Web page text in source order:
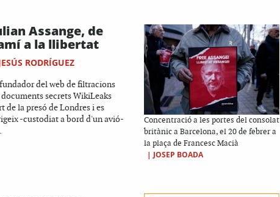
Assange, de
a la llibertat
RODRÍGUEZ
del web de filtracions
documents secrets WikiLeaks
de la presó de Londres i es
-custodiat a bord d'un avió-
Concentració a les portes del consolat
britànic a Barcelona, el 20 de febrer a
la plaça de Francesc Macià
| JOSEP BOADA